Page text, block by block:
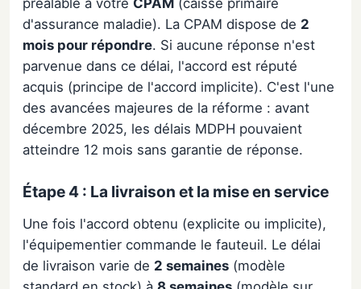
d'assurance maladie). La CPAM dispose de 2
mois pour répondre. Si aucune réponse n'est
parvenue dans ce délai, l'accord est réputé
acquis (principe de l'accord implicite). C'est l'une
des avancées majeures de la réforme : avant
décembre 2025, les délais MDPH pouvaient
atteindre 12 mois sans garantie de réponse.
Étape 4 : La livraison et la mise en service
Une fois l'accord obtenu (explicite ou implicite),
l'équipementier commande le fauteuil. Le délai
de livraison varie de 2 semaines (modèle